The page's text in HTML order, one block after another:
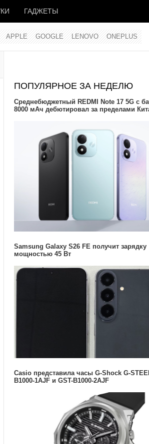
ГАДЖЕТЫ
APPLE GOOGLE LENOVO ONEPLUS
ПОПУЛЯРНОЕ ЗА НЕДЕЛЮ
Среднебюджетный REDMI Note 17 5G с
8000 мАч дебютировал за пределами
Samsung Galaxy S26 FE получит зарядку
мощностью 45 Вт
Casio представила часы G-Shock G-
B1000-1AJF и GST-B1000-2AJF